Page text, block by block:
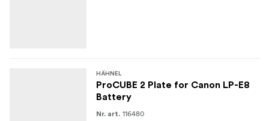
HÄHNEL
ProCUBE 2 Plate for Canon LP-E8
Battery
Nr. art. 116480